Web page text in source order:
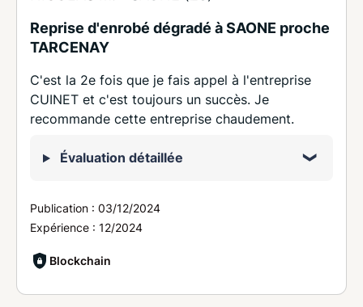
Reprise d'enrobé dégradé à SAONE proche
TARCENAY
C'est la 2e fois que je fais appel à l'entreprise
CUINET et c'est toujours un succès. Je
recommande cette entreprise chaudement.
Évaluation détaillée
Publication : 03/12/2024
Expérience : 12/2024
Blockchain